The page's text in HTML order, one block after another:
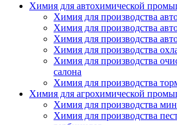
Химия для автохимической
Химия для производства
Химия для производства
Химия для производства
Химия для производства
Химия для производства
салона
Химия для производства
Химия для агрохимической
Химия для производства
Химия для производства